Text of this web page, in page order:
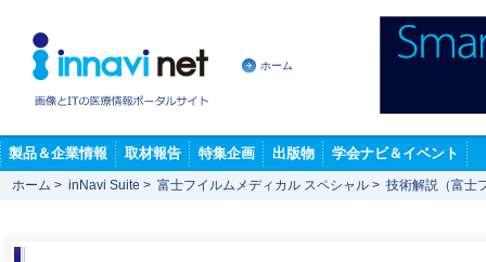
ホーム
製品＆企業情報 取材報告 特集企画 出版物 学会ナビ＆イベント
ホーム > inNavi Suite > 富士フイルムメディカル スペシャル > 技術解説（富士